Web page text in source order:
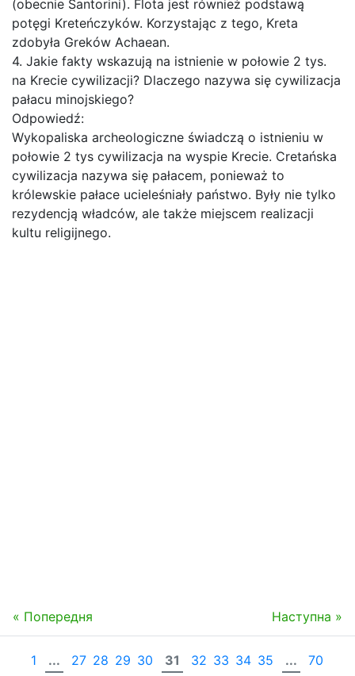
(obecnie Santorini). Flota jest również podstawą
potęgi Kreteńczyków. Korzystając z tego, Kreta
zdobyła Greków Achaean.
4. Jakie fakty wskazują na istnienie w połowie 2 tys.
na Krecie cywilizacji? Dlaczego nazywa się cywilizacja
pałacu minojskiego?
Odpowiedź:
Wykopaliska archeologiczne świadczą o istnieniu w
połowie 2 tys cywilizacja na wyspie Krecie. Cretańska
cywilizacja nazywa się pałacem, ponieważ to
królewskie pałace ucieleśniały państwo. Były nie tylko
rezydencją władców, ale także miejscem realizacji
kultu religijnego.
« Попередня Наступна »
1 ... 27 28 29 30 31 32 33 34 35 ... 70